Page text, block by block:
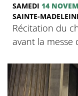
SAMEDI 14
SAINTE-
Récitation du
avant la messe